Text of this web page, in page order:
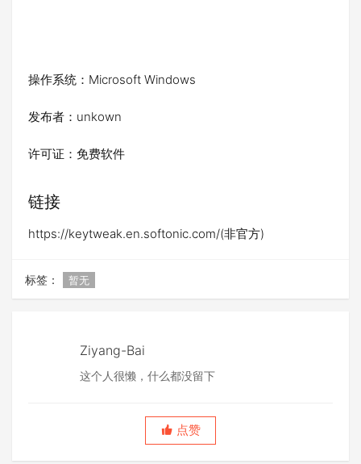
操作系统：Microsoft Windows
发布者：unkown
许可证：免费软件
链接
https://keytweak.en.softonic.com/(非官方)
标签： 暂无
Ziyang-Bai
这个人很懒，什么都没留下
点赞